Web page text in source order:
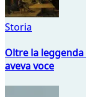
Storia
Oltre la
aveva voce